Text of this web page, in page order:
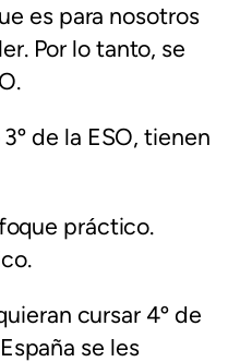
es para nosotros
Por lo tanto, se
de la ESO, tienen
práctico.
cursar 4º de
se les